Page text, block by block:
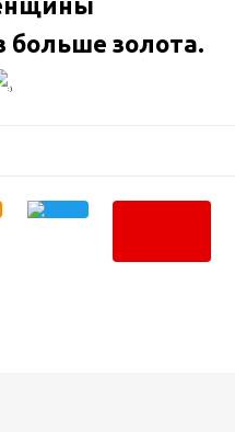
больше золота.